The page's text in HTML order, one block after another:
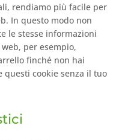
rendiamo più facile per
In questo modo non
le stesse informazioni
per esempio,
finché non hai
questi cookie senza il tuo